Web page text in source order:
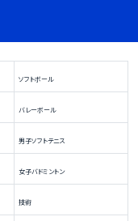
ソフトボール
バレーボール
男子ソフトテニス
女子バドミントン
技術